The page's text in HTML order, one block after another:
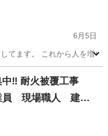
6月5日
てます。 これから人を
中‼︎ 耐火被覆工事
員 現場職人 建設